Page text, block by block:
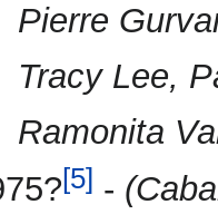
Pierre
Tracy Lee,
Ramonita
[5] -